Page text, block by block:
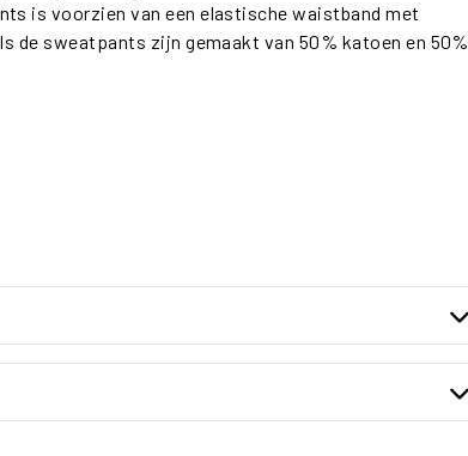
is voorzien van een elastische waistband met
de sweatpants zijn gemaakt van 50% katoen en 50%